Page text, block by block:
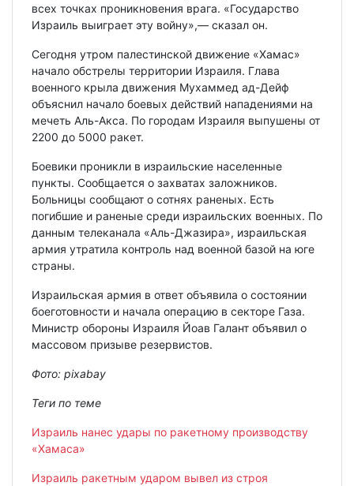
всех точках проникновения врага. «Государство
Израиль выиграет эту войну»,— сказал он.
Сегодня утром палестинской движение «Хамас»
начало обстрелы территории Израиля. Глава
военного крыла движения Мухаммед ад-Дейф
объяснил начало боевых действий нападениями на
мечеть Аль-Акса. По городам Израиля выпушены от
2200 до 5000 ракет.
Боевики проникли в израильские населенные
пункты. Сообщается о захватах заложников.
Больницы сообщают о сотнях раненых. Есть
погибшие и раненые среди израильских военных. По
данным телеканала «Аль-Джазира», израильская
армия утратила контроль над военной базой на юге
страны.
Израильская армия в ответ объявила о состоянии
боеготовности и начала операцию в секторе Газа.
Министр обороны Израиля Йоав Галант объявил о
массовом призыве резервистов.
Фото: pixabay
Теги по теме
Израиль нанес удары по ракетному производству
«Хамаса»
Израиль ракетным ударом вывел из строя